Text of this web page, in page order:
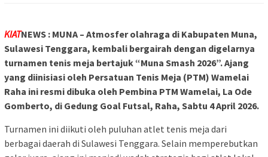
KIATNEWS : MUNA – Atmosfer olahraga di Kabupaten Muna,
Sulawesi Tenggara, kembali bergairah dengan digelarnya
turnamen tenis meja bertajuk “Muna Smash 2026”. Ajang
yang diinisiasi oleh Persatuan Tenis Meja (PTM) Wamelai
Raha ini resmi dibuka oleh Pembina PTM Wamelai, La Ode
Gomberto, di Gedung Goal Futsal, Raha, Sabtu 4 April 2026.
Turnamen ini diikuti oleh puluhan atlet tenis meja dari
berbagai daerah di Sulawesi Tenggara. Selain memperebutkan